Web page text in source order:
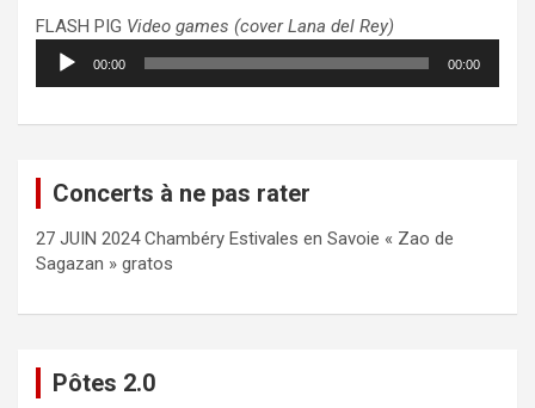
FLASH PIG Video games (cover Lana del Rey)
Lecteur
audio
00:00 00:00
Concerts à ne pas rater
27 JUIN 2024 Chambéry Estivales en Savoie « Zao de
Sagazan » gratos
Pôtes 2.0